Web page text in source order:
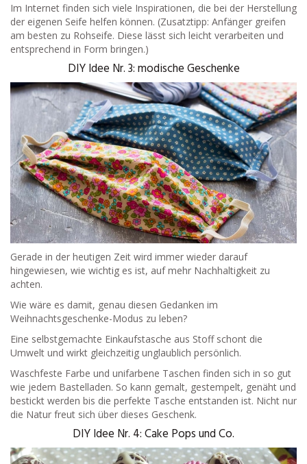
Im Internet finden sich viele Inspirationen, die bei der Herstellung
der eigenen Seife helfen können. (Zusatztipp: Anfänger greifen
am besten zu Rohseife. Diese lässt sich leicht verarbeiten und
entsprechend in Form bringen.)
DIY Idee Nr. 3: modische Geschenke
Gerade in der heutigen Zeit wird immer wieder darauf
hingewiesen, wie wichtig es ist, auf mehr Nachhaltigkeit zu
achten.
Wie wäre es damit, genau diesen Gedanken im
Weihnachtsgeschenke-Modus zu leben?
Eine selbstgemachte Einkaufstasche aus Stoff schont die
Umwelt und wirkt gleichzeitig unglaublich persönlich.
Waschfeste Farbe und unifarbene Taschen finden sich in so gut
wie jedem Bastelladen. So kann gemalt, gestempelt, genäht und
bestickt werden bis die perfekte Tasche entstanden ist. Nicht nur
die Natur freut sich über dieses Geschenk.
DIY Idee Nr. 4: Cake Pops und Co.